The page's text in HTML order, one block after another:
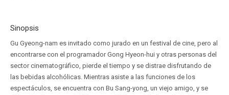
Sinopsis
Gu Gyeong-nam es invitado como jurado en un festival de cine, pero al
encontrarse con el programador Gong Hyeon-hui y otras personas del
sector cinematográfico, pierde el tiempo y se distrae disfrutando de
las bebidas alcohólicas. Mientras asiste a las funciones de los
espectáculos, se encuentra con Bu Sang-yong, un viejo amigo, y se